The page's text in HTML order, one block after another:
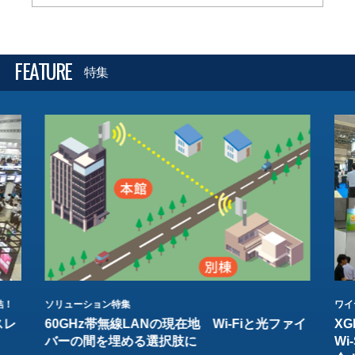
FEATURE 特集
レ
ソリューション特集
60GHz帯無線LANの現在地 Wi-Fiと光ファイ
バーの間を埋める選択肢に
ワ